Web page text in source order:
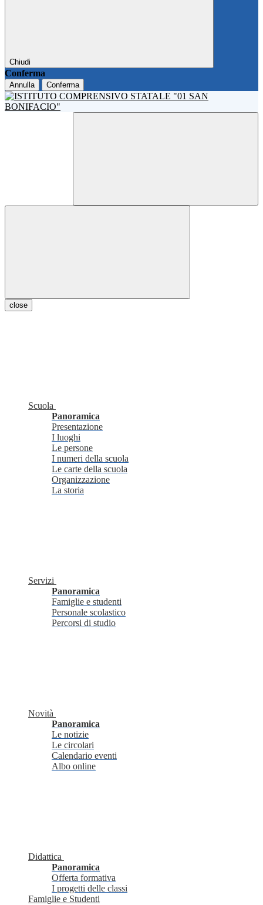
Chiudi
Conferma
Annulla Conferma
close
Scuola
Panoramica
Presentazione
I luoghi
Le persone
I numeri della scuola
Le carte della scuola
Organizzazione
La storia
Servizi
Panoramica
Famiglie e studenti
Personale scolastico
Percorsi di studio
Novità
Panoramica
Le notizie
Le circolari
Calendario eventi
Albo online
Didattica
Panoramica
Offerta formativa
I progetti delle classi
Famiglie e Studenti